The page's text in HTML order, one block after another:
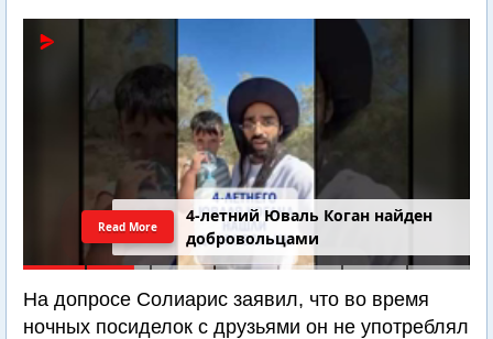
4-летний Юваль Коган найден
добровольцами
Read More
На допросе Солиарис заявил, что во время
ночных посиделок с друзьями он не употреблял